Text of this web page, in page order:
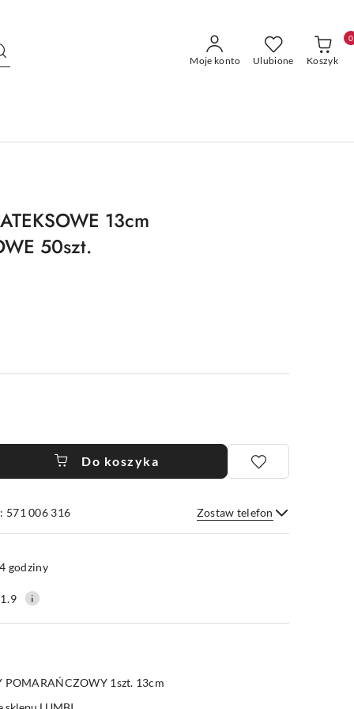
Moje konto Ulubione Koszyk
0
13cm
50szt.
Do koszyka
571 006 316 Zostaw telefon
Wyślij
godziny
POMARAŃCZOWY 1szt. 13cm